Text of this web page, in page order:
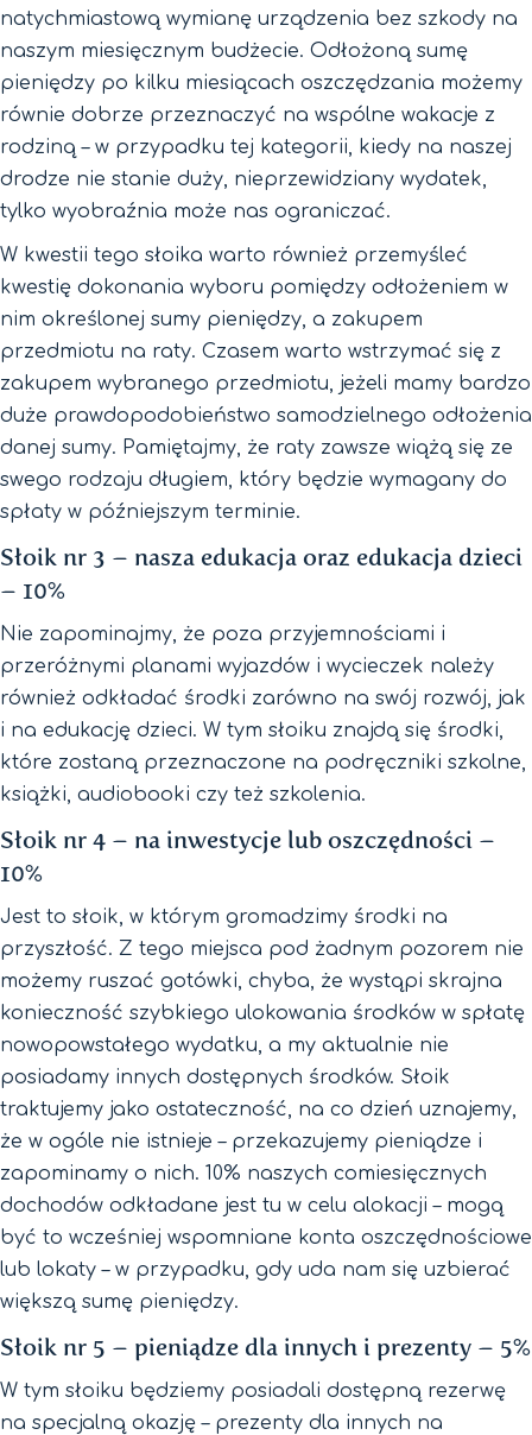
natychmiastową wymianę urządzenia bez szkody na
naszym miesięcznym budżecie. Odłożoną sumę
pieniędzy po kilku miesiącach oszczędzania możemy
równie dobrze przeznaczyć na wspólne wakacje z
rodziną – w przypadku tej kategorii, kiedy na naszej
drodze nie stanie duży, nieprzewidziany wydatek,
tylko wyobraźnia może nas ograniczać.
W kwestii tego słoika warto również przemyśleć
kwestię dokonania wyboru pomiędzy odłożeniem w
nim określonej sumy pieniędzy, a zakupem
przedmiotu na raty. Czasem warto wstrzymać się z
zakupem wybranego przedmiotu, jeżeli mamy bardzo
duże prawdopodobieństwo samodzielnego odłożenia
danej sumy. Pamiętajmy, że raty zawsze wiążą się ze
swego rodzaju długiem, który będzie wymagany do
spłaty w późniejszym terminie.
Słoik nr 3 – nasza edukacja oraz edukacja dzieci
– 10%
Nie zapominajmy, że poza przyjemnościami i
przeróżnymi planami wyjazdów i wycieczek należy
również odkładać środki zarówno na swój rozwój, jak
i na edukację dzieci. W tym słoiku znajdą się środki,
które zostaną przeznaczone na podręczniki szkolne,
książki, audiobooki czy też szkolenia.
Słoik nr 4 – na inwestycje lub oszczędności –
10%
Jest to słoik, w którym gromadzimy środki na
przyszłość. Z tego miejsca pod żadnym pozorem nie
możemy ruszać gotówki, chyba, że wystąpi skrajna
konieczność szybkiego ulokowania środków w spłatę
nowopowstałego wydatku, a my aktualnie nie
posiadamy innych dostępnych środków. Słoik
traktujemy jako ostateczność, na co dzień uznajemy,
że w ogóle nie istnieje – przekazujemy pieniądze i
zapominamy o nich. 10% naszych comiesięcznych
dochodów odkładane jest tu w celu alokacji – mogą
być to wcześniej wspomniane konta oszczędnościowe
lub lokaty – w przypadku, gdy uda nam się uzbierać
większą sumę pieniędzy.
Słoik nr 5 – pieniądze dla innych i prezenty – 5%
W tym słoiku będziemy posiadali dostępną rezerwę
na specjalną okazję – prezenty dla innych na